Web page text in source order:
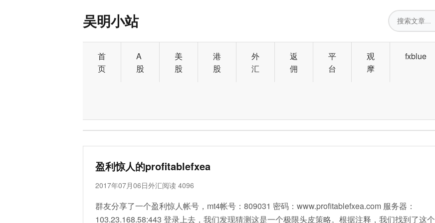
吴明小站
搜
索
首
页
A
股
美
股
港
股
外
汇
返
佣
平
台
观
摩
fxblue
盈利惊人的profitablefxea
2017年07月06日外汇阅读 4096
群友分享了一个盈利惊人帐号，mt4帐号：809031 密码：www.profitablefxea.com 服务器：
103.23.168.58:443 登录上去，我们发现猜测这是一个极限头皮策略。根据注释，我们找到了这个